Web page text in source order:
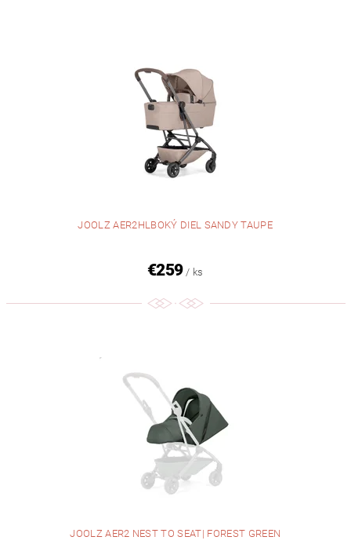
JOOLZ AER2HLBOKÝ DIEL SANDY TAUPE
€259 / ks
JOOLZ AER2 NEST TO SEAT| FOREST GREEN